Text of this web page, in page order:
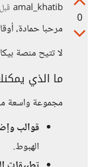
0
amal_khatib
مرحبا حمادة،
لا تتيح منصة
ما الذي
مجموعة واسعة
قوالب
الهبوط.